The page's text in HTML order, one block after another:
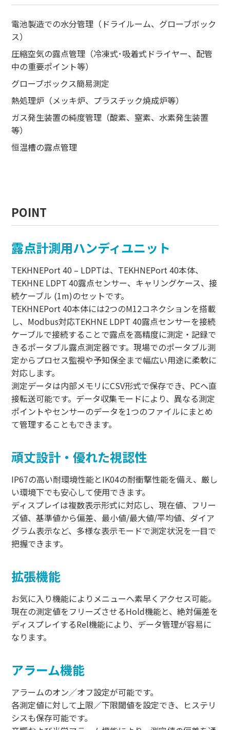
電池製造での水分管理（ドライルーム、グローブボック
ス）
圧縮空気の露点管理（冷凍式･吸着式ドライヤー、配管
中の重要ポイント等）
グローブボックス簡易測定
熱処理炉（メッキ炉、プラスチック焼成炉等）
ガス発生装置の純度管理（酸素、窒素、水素発生装置
等）
恒温槽の露点管理
POINT
露点計測用ハンディユニット
TEKHNEPort 40 – LDPTは、TEKHNEPort 40本体、
TEKHNE LDPT 40露点センサー、キャリングケース、接
続ケーブル (1m)のセットです。
TEKHNEPort 40本体には2つのM12コネクションを搭載
し、Modbus対応TEKHNE LDPT 40露点センサーを接続
ケーブルで接続することで露点を高精度に測定・記録で
きるポータブル露点測定器です。現場でのポータブル測
定からプロセス監視や予知保全まで幅広い用途に柔軟に
対応します。
測定データは内部メモリにCSV形式で保存でき、PCへ直
接転送可能です。データ収集モードにより、異なる測定
ポイントやセンサーのデータを1つのファイルにまとめ
て管理することもできます。
頑丈設計・優れた視認性
IP67の高い耐環境性能とIK04の耐衝撃性能を備え、厳し
い環境下でも安心して使用できます。
ディスプレイは複数表示形式に対応し、現在値、フリー
ズ値、基準値から偏差、最小値/最大値/平均値、ダイア
グラム表示など、多様な表示モードで測定状況を一目で
把握できます。
拡張機能
お気に入り機能によりメニューへ素早くアクセス可能。
現在の測定値をフリーズさせるHold機能と、絶対偏差を
ディスプレイするRel機能により、データ管理が容易に
なります。
アラーム機能
アラームのオン／オフ設定が可能です。
各測定値に対して上限／下限閾値を設定でき、ヒステリ
シスも保存可能です。